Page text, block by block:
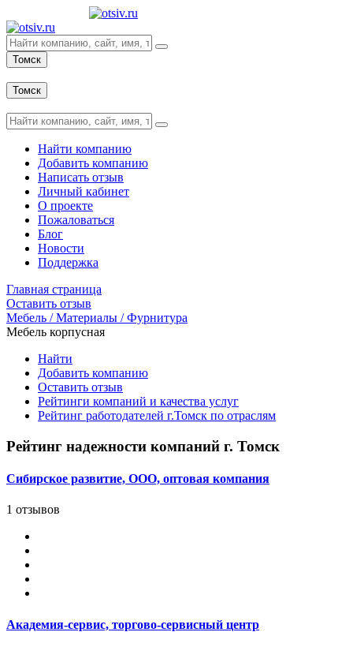
Томск
Томск
Найти компанию
Добавить компанию
Написать отзыв
Личный кабинет
О проекте
Пожаловаться
Блог
Новости
Поддержка
Главная страница
Оставить отзыв
Мебель / Материалы / Фурнитура
Мебель корпусная
Найти
Добавить компанию
Оставить отзыв
Рейтинги компаний и качества услуг
Рейтинг работодателей г.Томск по отраслям
Рейтинг надежности компаний г. Томск
Сибирское развитие, ООО, оптовая компания
1 отзывов
Академия-сервис, торгово-сервисный центр